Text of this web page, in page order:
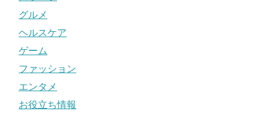
グルメ
ヘルスケア
ゲーム
ファッション
エンタメ
お役立ち情報